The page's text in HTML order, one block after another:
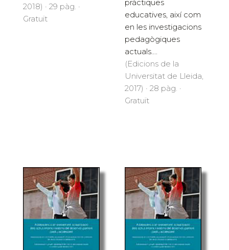
2018) · 29 pàg. ·
Gratuït
pràctiques
educatives, així com
en les investigacions
pedagògiques
actuals....
(Edicions de la
Universitat de Lleida,
2017) · 28 pàg. ·
Gratuït